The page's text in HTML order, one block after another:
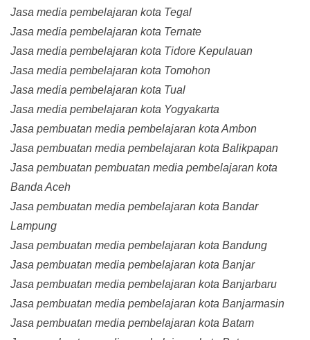
Jasa media pembelajaran kota Tegal
Jasa media pembelajaran kota Ternate
Jasa media pembelajaran kota Tidore Kepulauan
Jasa media pembelajaran kota Tomohon
Jasa media pembelajaran kota Tual
Jasa media pembelajaran kota Yogyakarta
Jasa pembuatan media pembelajaran kota Ambon
Jasa pembuatan media pembelajaran kota Balikpapan
Jasa pembuatan pembuatan media pembelajaran kota
Banda Aceh
Jasa pembuatan media pembelajaran kota Bandar
Lampung
Jasa pembuatan media pembelajaran kota Bandung
Jasa pembuatan media pembelajaran kota Banjar
Jasa pembuatan media pembelajaran kota Banjarbaru
Jasa pembuatan media pembelajaran kota Banjarmasin
Jasa pembuatan media pembelajaran kota Batam